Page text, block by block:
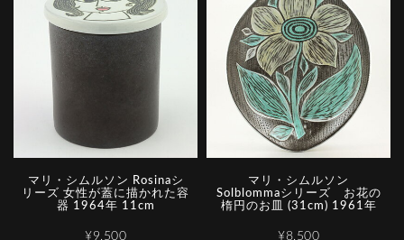
マリ・シムルソン Rosinaシ
リーズ 女性が蓋に描かれた容
器 1964年 11cm
¥9,500
マリ・シムルソン
Solblommaシリーズ お花の
楕円のお皿 (31cm) 1961年
¥8,500